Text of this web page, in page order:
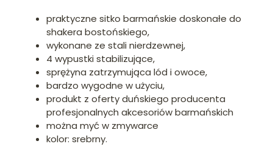
praktyczne sitko barmańskie doskonałe do
shakera bostońskiego,
wykonane ze stali nierdzewnej,
4 wypustki stabilizujące,
sprężyna zatrzymująca lód i owoce,
bardzo wygodne w użyciu,
produkt z oferty duńskiego producenta
profesjonalnych akcesoriów barmańskich
można myć w zmywarce
kolor: srebrny.